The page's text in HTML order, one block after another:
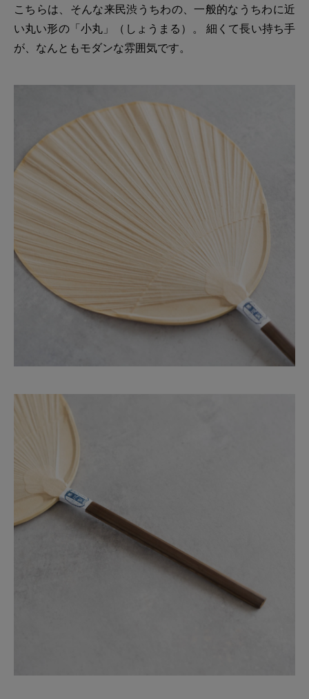
こちらは、そんな来民渋うちわの、一般的なうちわに近
い丸い形の「小丸」（しょうまる）。 細くて長い持ち手
が、なんともモダンな雰囲気です。